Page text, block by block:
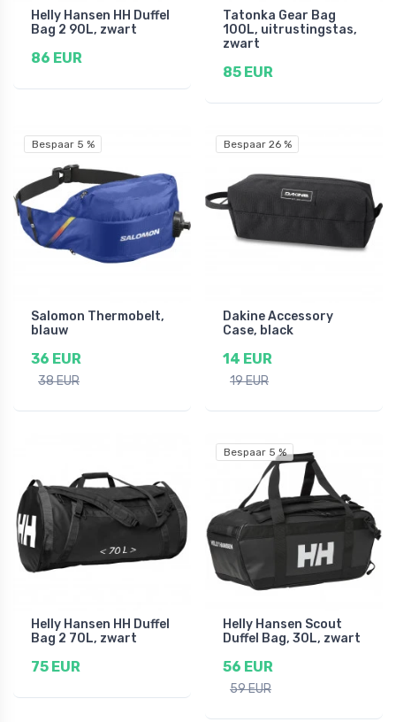
Helly Hansen HH Duffel
Bag 2 90L, zwart
86 EUR
Tatonka Gear Bag
100L, uitrustingstas,
zwart
85 EUR
Bespaar 5 %
Salomon Thermobelt,
blauw
36 EUR
38 EUR
Bespaar 26 %
Dakine Accessory
Case, black
14 EUR
19 EUR
Helly Hansen HH Duffel
Bag 2 70L, zwart
75 EUR
Bespaar 5 %
Helly Hansen Scout
Duffel Bag, 30L, zwart
56 EUR
59 EUR